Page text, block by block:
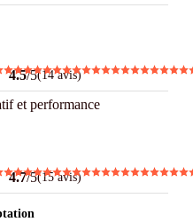
4.5/5(14 avis)
et performance
4.7/5(15 avis)